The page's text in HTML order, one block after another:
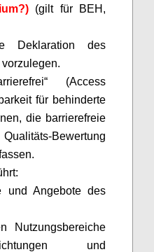
(gilt für BEH,
Deklaration des
(Access
für behinderte
, die barrierefreie
Bewertung
und Angebote des
Nutzungsbereiche
und